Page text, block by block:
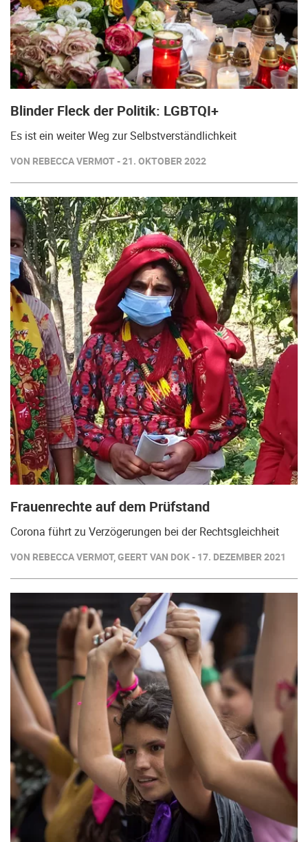
Blinder Fleck der Politik: LGBTQI+
Es ist ein weiter Weg zur Selbstverständlichkeit
VON REBECCA VERMOT - 21. OKTOBER 2022
Frauenrechte auf dem Prüfstand
Corona führt zu Verzögerungen bei der Rechtsgleichheit
VON REBECCA VERMOT, GEERT VAN DOK - 17. DEZEMBER 2021